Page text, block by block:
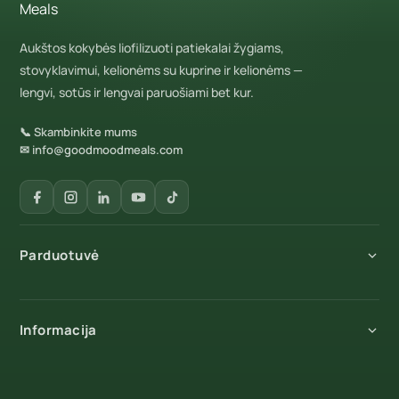
Aukštos kokybės liofilizuoti patiekalai žygiams,
stovyklavimui, kelionėms su kuprine ir kelionėms —
lengvi, sotūs ir lengvai paruošiami bet kur.
📞 Skambinkite mums
✉ info@goodmoodmeals.com
Parduotuvė
Informacija